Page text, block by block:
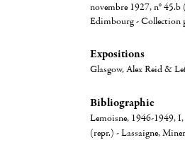
novembre 1927, n°
Edimbourg - Collection
Expositions
Glasgow, Alex Reid &
Bibliographie
Lemoisne, 1946-1949,
(repr.) - Lassaigne,